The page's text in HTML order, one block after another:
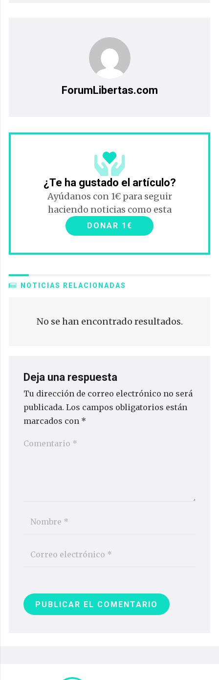
ForumLibertas.com
¿Te ha gustado el artículo?
Ayúdanos con 1€ para seguir
haciendo noticias como esta
DONAR 1€
NOTICIAS RELACIONADAS
No se han encontrado resultados.
Deja una respuesta
Tu dirección de correo electrónico no será
publicada. Los campos obligatorios están
marcados con *
PUBLICAR EL COMENTARIO